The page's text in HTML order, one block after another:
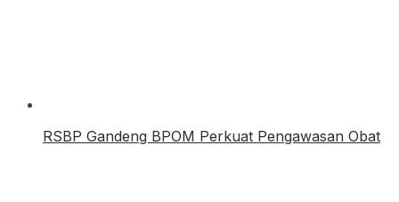
RSBP Gandeng BPOM Perkuat Pengawasan Obat